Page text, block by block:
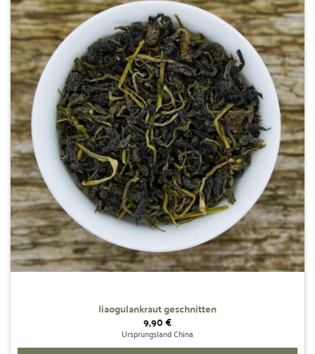
Zur
Wunschliste
hinzufügen
Jiaogulankraut geschnitten
9,90€
Ursprungsland China